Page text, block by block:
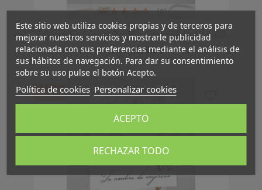
Estores Empresas Personalizados Estetica 002
83,32 €49,99 €
(8)
-40%
Este sitio web utiliza cookies propias y de terceros para
mejorar nuestros servicios y mostrarle publicidad
relacionada con sus preferencias mediante el análisis de
sus hábitos de navegación. Para dar su consentimiento
sobre su uso pulse el botón Acepto.
Política de cookies Personalizar cookies
RECHAZAR TODO
ACEPTO